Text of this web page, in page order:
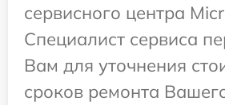
сервисного центра
Специалист сервиса
Вам для уточнения
сроков ремонта